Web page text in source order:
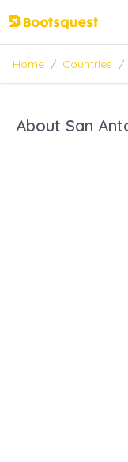
Home / Countries /
About San